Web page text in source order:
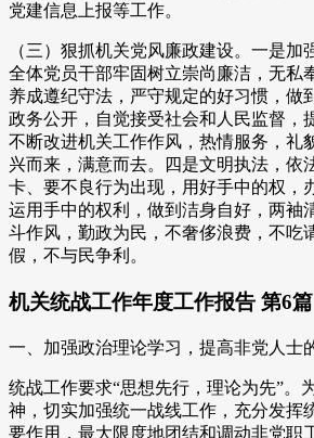
党建信息上报等工作。
（三）狠抓机关党风廉政建设。一是加
全体党员干部牢固树立崇尚廉洁，无私
养成遵纪守法，严守规定的好习惯，做
政务公开，自觉接受社会和人民监督，
不断改进机关工作作风，热情服务，礼
兴而来，满意而去。四是文明执法，依
卡、要不良行为出现，用好手中的权，
运用手中的权利，做到洁身自好，两袖
斗作风，勤政为民，不奢侈浪费，不吃
假，不与民争利。
机关统战工作年度工作报告 第6篇
一、加强政治理论学习，提高非党人士
统战工作要求“思想先行，理论为先”。
神，切实加强统一战线工作，充分发挥
要作用，最大限度地团结和调动非党职